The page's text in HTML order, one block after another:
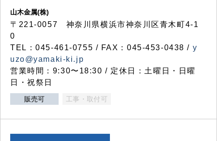
山木金属(株)
〒221-0057 神奈川県横浜市神奈川区青木町4-1
0
TEL：045-461-0755 / FAX：045-453-0438 / y
uzo@yamaki-ki.jp
営業時間：9:30〜18:30 / 定休日：土曜日・日曜
日・祝祭日
販売可 工事・取付可